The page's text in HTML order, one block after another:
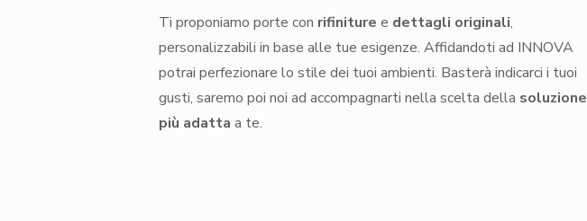
Ti proponiamo porte con rifiniture e dettagli originali,
personalizzabili in base alle tue esigenze. Affidandoti ad INNOVA
potrai perfezionare lo stile dei tuoi ambienti. Basterà indicarci i tuoi
gusti, saremo poi noi ad accompagnarti nella scelta della soluzione
più adatta a te.